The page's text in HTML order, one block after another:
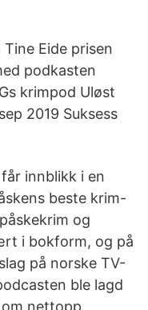
Eide prisen
podkasten
krimpod Uløst
2019 Suksess
innblikk i en
beste krim-
og
i bokform, og på
på norske TV-
ble lagd
nettopp